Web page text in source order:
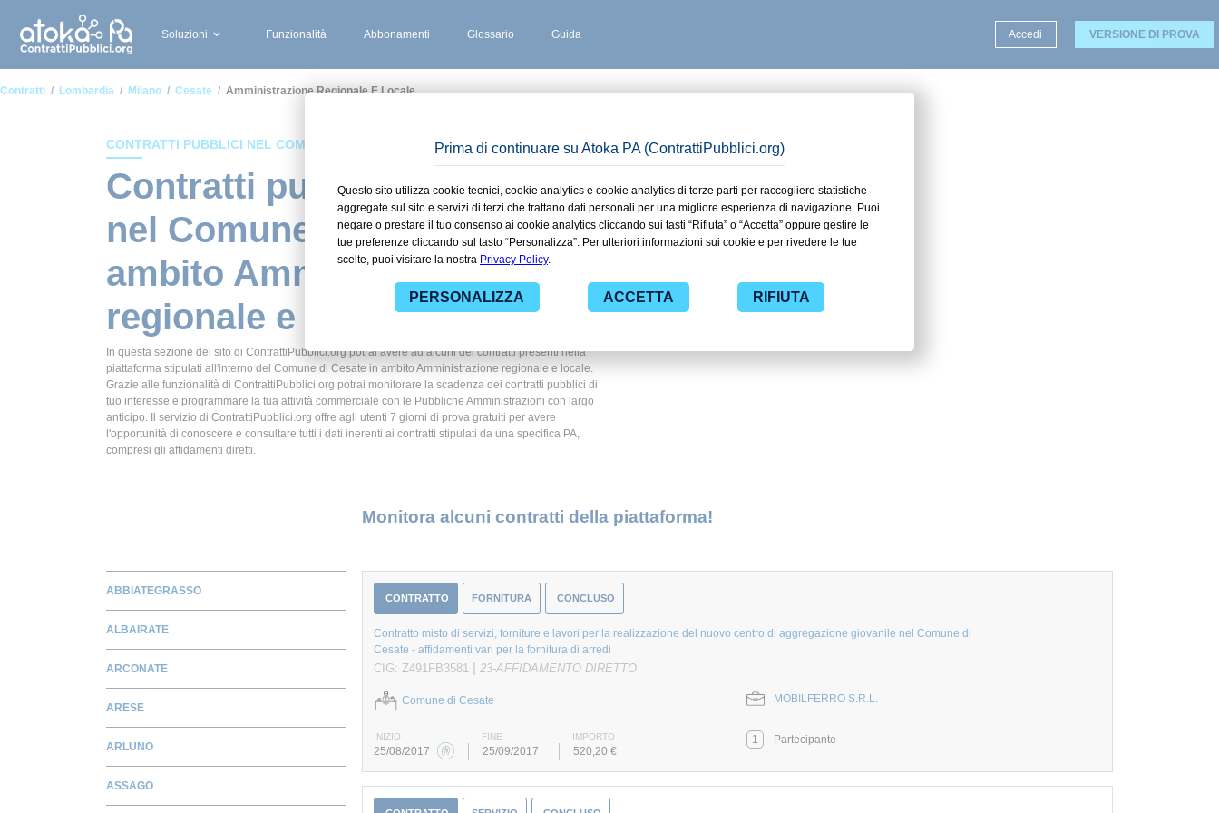
Soluzioni Funzionalità Abbonamenti Glossario Guida Accedi VERSIONE DI PROVA
Contratti Lombardia Milano Cesate Amministrazione Regionale E Locale
CONTRATTI PUBBLICI NEL COMUNE DI CESATE
Contratti pubblici stipulati
nel Comune di Cesate in
ambito Amministrazione
regionale e locale
In questa sezione del sito di ContrattiPubblici.org potrai avere ad alcuni dei contratti presenti nella
piattaforma stipulati all'interno del Comune di Cesate in ambito Amministrazione regionale e locale.
Grazie alle funzionalità di ContrattiPubblici.org potrai monitorare la scadenza dei contratti pubblici di
tuo interesse e programmare la tua attività commerciale con le Pubbliche Amministrazioni con largo
anticipo. Il servizio di ContrattiPubblici.org offre agli utenti 7 giorni di prova gratuiti per avere
l'opportunità di conoscere e consultare tutti i dati inerenti ai contratti stipulati da una specifica PA,
compresi gli affidamenti diretti.
Monitora alcuni contratti della piattaforma!
ABBIATEGRASSO
ALBAIRATE
ARCONATE
ARESE
ARLUNO
ASSAGO
CONTRATTO FORNITURA CONCLUSO
Contratto misto di servizi, forniture e lavori per la realizzazione del nuovo centro di aggregazione giovanile nel Comune di
Cesate - affidamenti vari per la fornitura di arredi
CIG: Z491FB3581 | 23-AFFIDAMENTO DIRETTO
Comune di Cesate MOBILFERRO S.R.L.
INIZIO FINE IMPORTO
25/08/2017 25/09/2017 520,20 €
1 Partecipante